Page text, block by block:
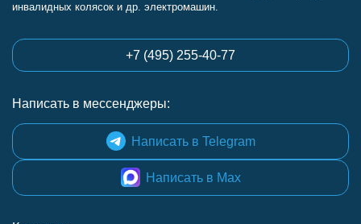
инвалидных колясок и др. электромашин.
+7 (495) 255-40-77
Написать в мессенджеры:
Написать в Telegram
Написать в Max